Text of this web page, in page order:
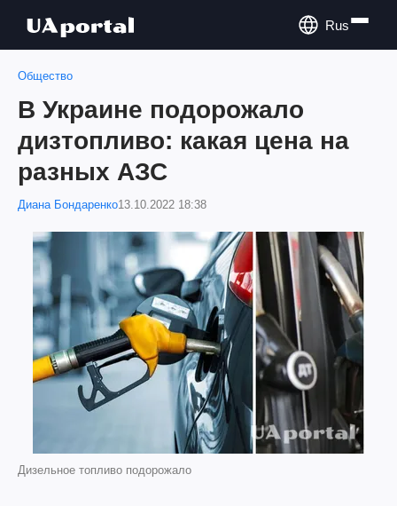
Rus
Общество
В Украине подорожало
дизтопливо: какая цена на
разных АЗС
Диана Бондаренко13.10.2022 18:38
Дизельное топливо подорожало